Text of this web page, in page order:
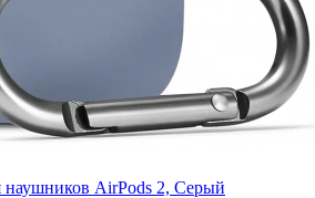
наушников AirPods 2, Серый